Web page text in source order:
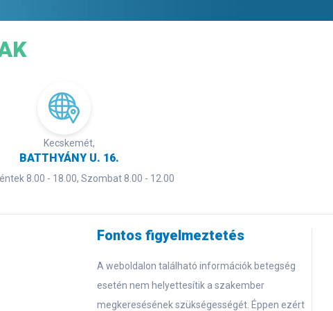
Kecskemét,
BATTHYÁNY U. 16.
8.00 - 18.00, Szombat 8.00 - 12.00
Fontos figyelmeztetés
A weboldalon található információk betegség
esetén nem helyettesítik a szakember
megkeresésének szükségességét. Éppen ezért